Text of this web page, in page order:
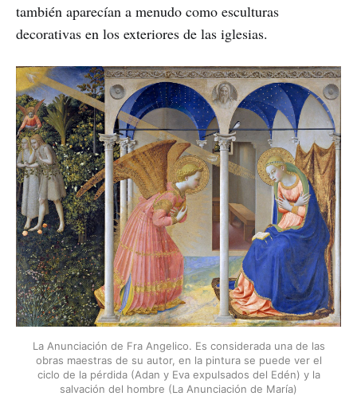
también aparecían a menudo como esculturas
decorativas en los exteriores de las iglesias.
La Anunciación de Fra Angelico. Es considerada una de las
obras maestras de su autor, en la pintura se puede ver el
ciclo de la pérdida (Adan y Eva expulsados del Edén) y la
salvación del hombre (La Anunciación de María)